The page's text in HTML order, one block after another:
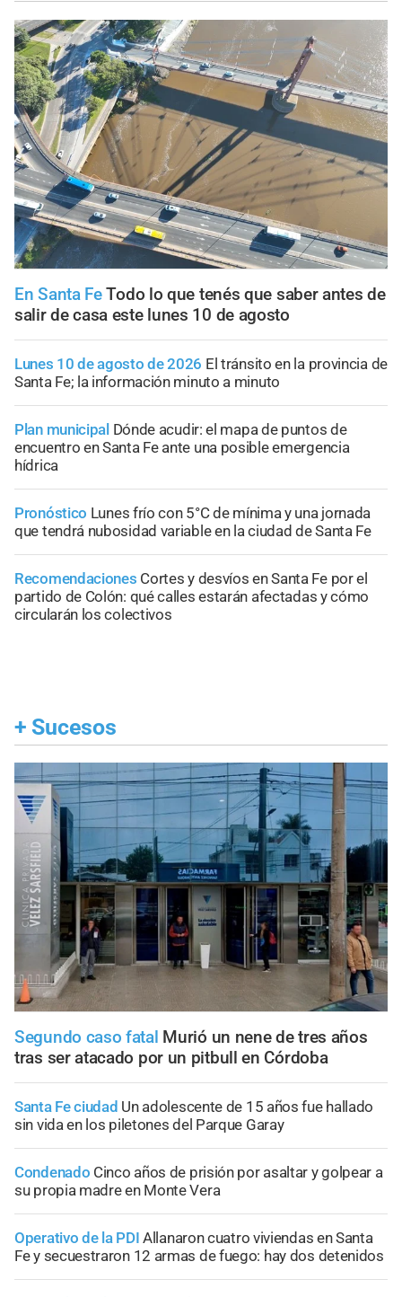
En Santa FeTodo lo que tenés que saber antes de
salir de casa este lunes 10 de agosto
Lunes 10 de agosto de 2026 El tránsito en la provincia de
Santa Fe; la información minuto a minuto
Plan municipal Dónde acudir: el mapa de puntos de
encuentro en Santa Fe ante una posible emergencia
hídrica
Pronóstico Lunes frío con 5°C de mínima y una jornada
que tendrá nubosidad variable en la ciudad de Santa Fe
Recomendaciones Cortes y desvíos en Santa Fe por el
partido de Colón: qué calles estarán afectadas y cómo
circularán los colectivos
+ Sucesos
Segundo caso fatal Murió un nene de tres años
tras ser atacado por un pitbull en Córdoba
Santa Fe ciudad Un adolescente de 15 años fue hallado
sin vida en los piletones del Parque Garay
Condenado Cinco años de prisión por asaltar y golpear a
su propia madre en Monte Vera
Operativo de la PDI Allanaron cuatro viviendas en Santa
Fe y secuestraron 12 armas de fuego: hay dos detenidos